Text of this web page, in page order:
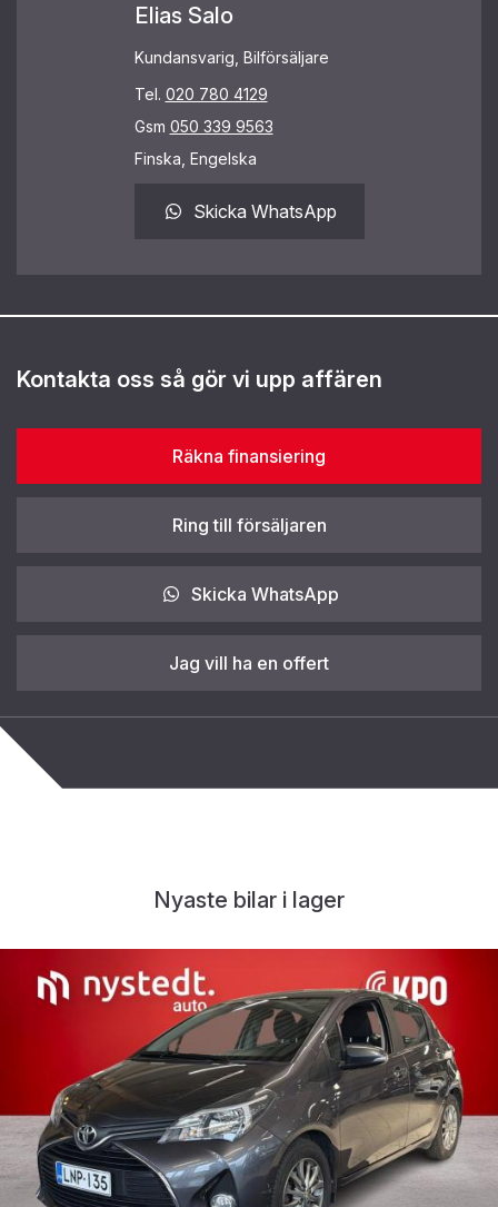
Elias Salo
Kundansvarig, Bilförsäljare
Tel. 020 780 4129
Gsm 050 339 9563
Finska, Engelska
Skicka WhatsApp
Kontakta oss så gör vi upp affären
Räkna finansiering
Ring till försäljaren
Skicka WhatsApp
Jag vill ha en offert
Nyaste bilar i lager